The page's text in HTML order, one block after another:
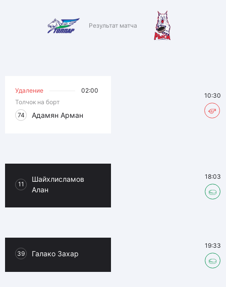
Результат матча
Удаление
02:00
Толчок на борт
74
Адамян Арман
10:30
11
Шайхлисламов
Алан
18:03
39 Галако Захар
19:33